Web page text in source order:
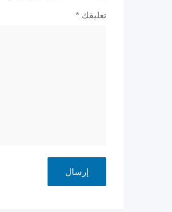
تعليقك *